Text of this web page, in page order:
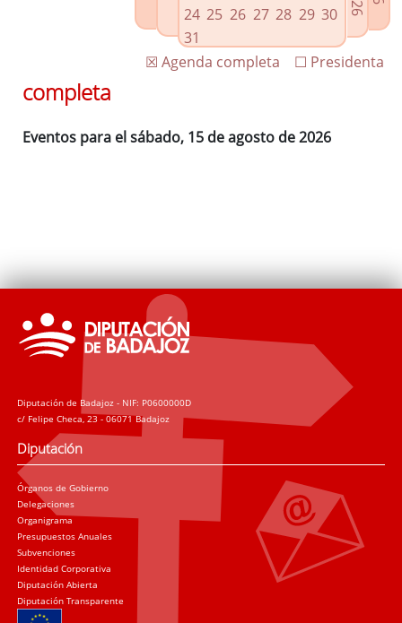
Plenos provinciales y Juntas de gobierno
Oficina de Proyectos Europeos
24 25 26 27 28 29 30
31
☐ Presidenta
☒ Agenda completa
completa
Eventos para el sábado, 15 de agosto de 2026
Diputación de Badajoz - NIF: P0600000D
c/ Felipe Checa, 23 - 06071 Badajoz
Diputación
Órganos de Gobierno
Delegaciones
Organigrama
Presupuestos Anuales
Subvenciones
Identidad Corporativa
Diputación Abierta
Diputación Transparente